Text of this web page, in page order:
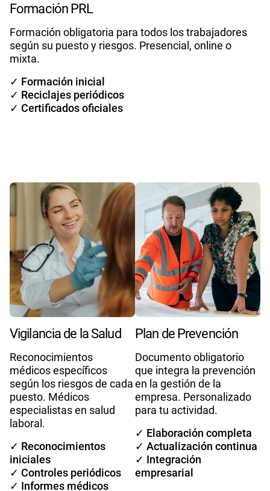
Formación PRL
Formación obligatoria para todos los trabajadores
según su puesto y riesgos. Presencial, online o
mixta.
✓ Formación inicial
✓ Reciclajes periódicos
✓ Certificados oficiales
Vigilancia de la Salud
Reconocimientos
médicos específicos
según los riesgos de cada
puesto. Médicos
especialistas en salud
laboral.
✓ Reconocimientos
iniciales
✓ Controles periódicos
✓ Informes médicos
Plan de Prevención
Documento obligatorio
que integra la prevención
en la gestión de la
empresa. Personalizado
para tu actividad.
✓ Elaboración completa
✓ Actualización continua
✓ Integración
empresarial